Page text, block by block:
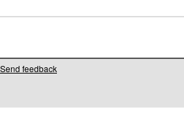
Send feedback